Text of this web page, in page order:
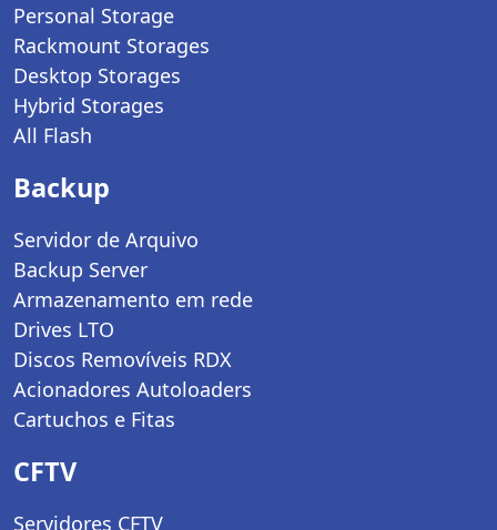
Personal Storage
Rackmount Storages
Desktop Storages
Hybrid Storages
All Flash
Backup
Servidor de Arquivo
Backup Server
Armazenamento em rede
Drives LTO
Discos Removíveis RDX
Acionadores Autoloaders
Cartuchos e Fitas
CFTV
Servidores CFTV